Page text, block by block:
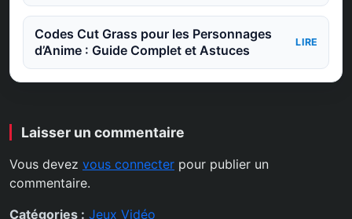
Codes Cut Grass pour les Personnages
d’Anime : Guide Complet et Astuces
LIRE
Laisser un commentaire
Vous devez vous connecter pour publier un
commentaire.
Catégories : Jeux Vidéo